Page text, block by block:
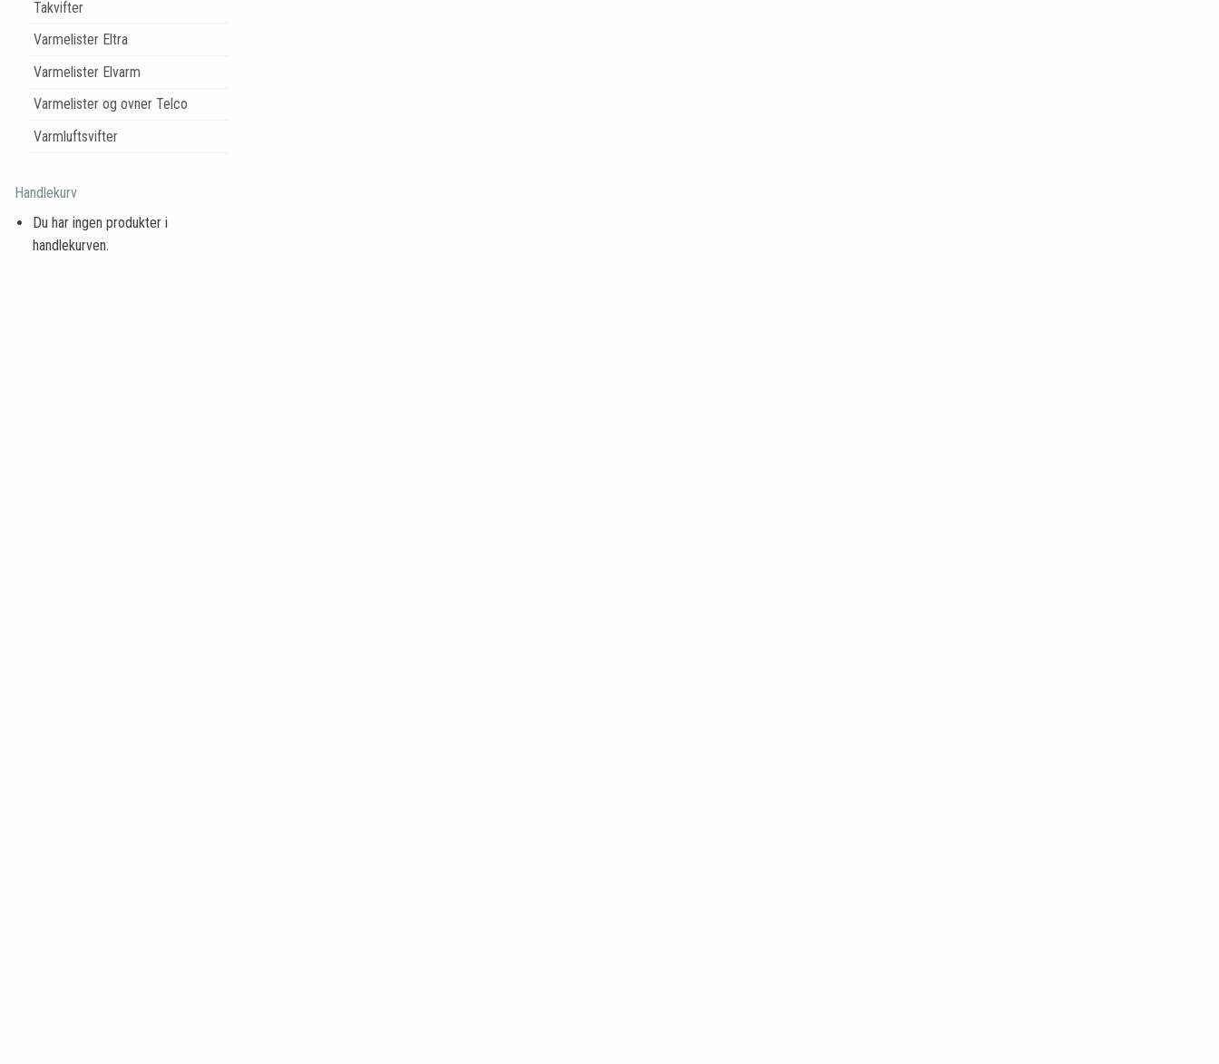
Takvifter
Varmelister Eltra
Varmelister Elvarm
Varmelister og ovner Telco
Varmluftsvifter
Handlekurv
Du har ingen produkter i
handlekurven.